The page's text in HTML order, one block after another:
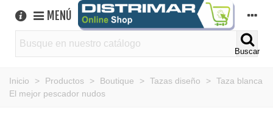
MENÚ
Buscar
Inicio > Productos > Boutique > Tazas diseño > Taza blanca
El mejor pescador nudos